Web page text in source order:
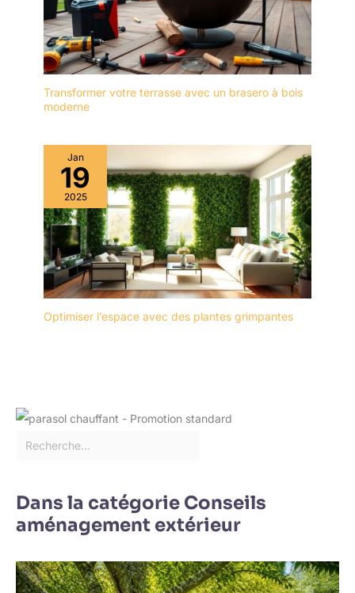
Transformer votre terrasse avec un brasero à bois
moderne
Jan
19
2025
Optimiser l’espace avec des plantes grimpantes
Dans la catégorie Conseils
aménagement extérieur